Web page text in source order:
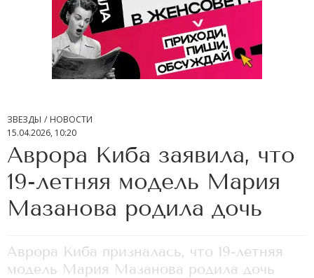
ЗВЕЗДЫ
НОВОСТИ
15.04.2026, 10:20
Аврора Киба заявила, что
19-летняя модель Мария
Мазанова родила дочь
Аврора Киба призналась, что 19-летняя
модель Мария Мазанова родила дочь